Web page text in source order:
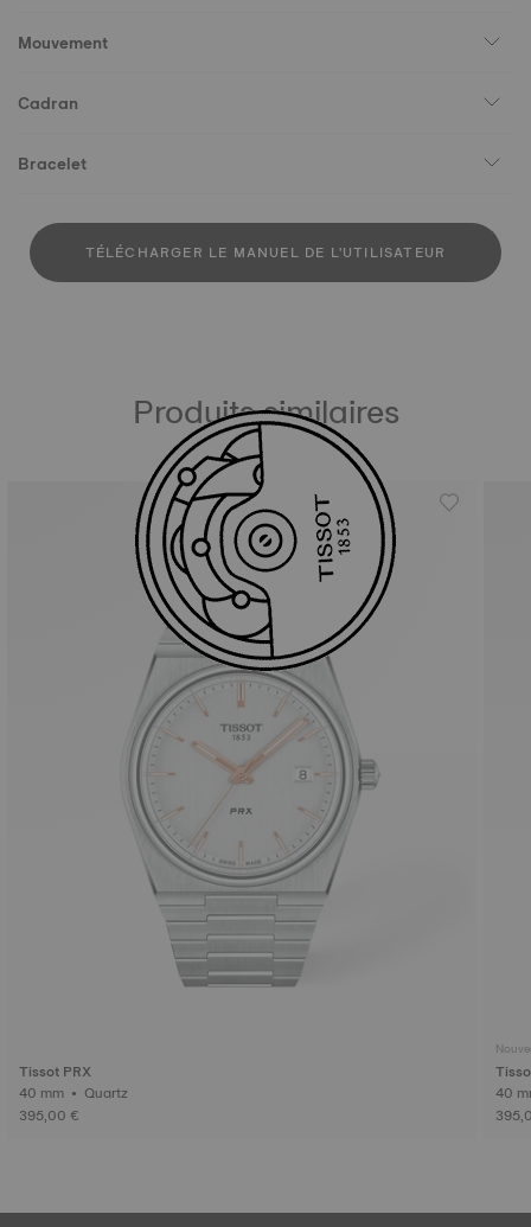
Mouvement
Cadran
Bracelet
TÉLÉCHARGER LE MANUEL DE L'UTILISATEUR
Produits similaires
Tissot PRX
40 mm • Quartz
395,00 €